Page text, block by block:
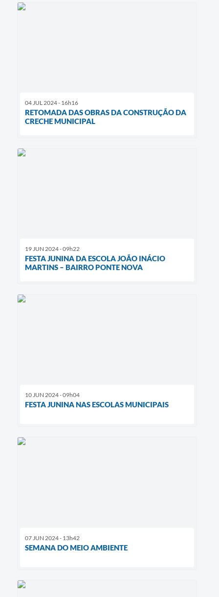
04 JUL 2024 - 16h16
RETOMADA DAS OBRAS DA CONSTRUÇÃO DA
CRECHE MUNICIPAL
19 JUN 2024 - 09h22
FESTA JUNINA DA ESCOLA JOÃO INÁCIO
MARTINS – BAIRRO PONTE NOVA
10 JUN 2024 - 09h04
FESTA JUNINA NAS ESCOLAS MUNICIPAIS
07 JUN 2024 - 13h42
SEMANA DO MEIO AMBIENTE